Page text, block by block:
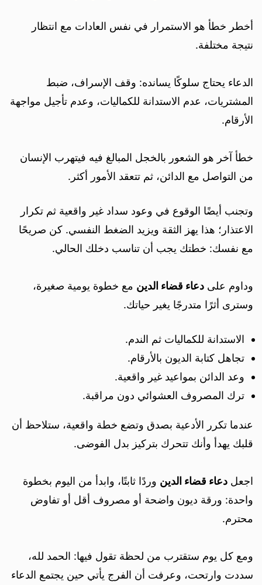
أخطر خطأ هو الاستمرار في نفس العادات مع انتظار
نتيجة مختلفة.
الدعاء يحتاج سلوكًا يسانده: وقف الإسراف، ضبط
المشتريات، عدم الاستدانة للكماليات، وعدم تأجيل مواجهة
الأرقام.
خطأ آخر هو الشعور بالخجل المبالغ فيه فيتهرب الإنسان
من التواصل مع الدائن، ثم تتعقد الأمور أكثر.
وتجنب أيضًا الوقوع في وعود سداد غير واقعية ثم تكرار
الاعتذار؛ هذا يهز الثقة ويزيد الضغط النفسي. كن صريحًا
مع نفسك: خطتك يجب أن تناسب دخلك الحالي.
وداوم على دعاء قضاء الدين مع خطوة يومية صغيرة،
وسترى أثرًا متدرجًا يغير حياتك.
الاستدانة للكماليات ثم الندم.
تجاهل كتابة الديون بالأرقام.
وعد الدائن بمواعيد غير واقعية.
ترك المصروف العشوائي دون مراقبة.
عندما تكرر الأدعية بصدق وتضع خطة واقعية، ستلاحظ أن
قلبك يهدأ وأنك تتحرك بتركيز بدل الفوضى.
اجعل دعاء قضاء الدين وردًا ثابتًا، وابدأ من اليوم بخطوة
واحدة: ورقة ديون واضحة أو مصروف أقل أو تفاوض
محترم.
ومع كل يوم ستقترب من لحظة تقول فيها: الحمد لله،
سددت وارتحت، وعرفت أن الفرج يأتي حين يجتمع الدعاء